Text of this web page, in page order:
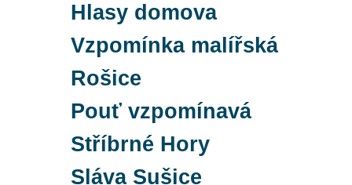
Hlasy domova
Vzpomínka malířská
Rošice
Pouť vzpomínavá
Stříbrné Hory
Sláva Sušice